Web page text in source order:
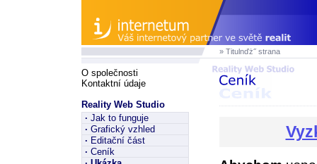
» Titulnďż˝ strana
O společnosti
Kontaktní údaje
Reality Web Studio
· Jak to funguje
· Grafický vzhled
· Editační část
· Ceník